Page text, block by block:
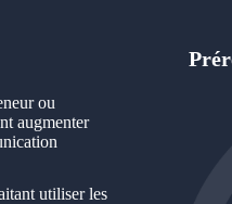
ou
augmenter
utiliser les